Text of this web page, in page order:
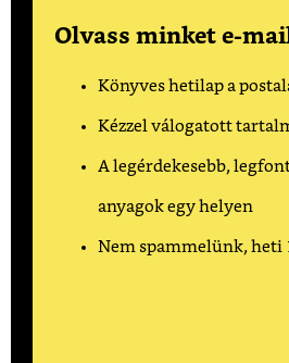
Olvass minket e-
Könyves hetilap a
Kézzel válogatott
A legérdekesebb,
anyagok egy helyen
Nem spammelünk,